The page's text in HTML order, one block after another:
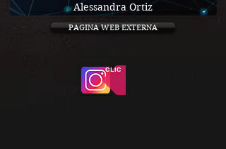
Alessandra Ortiz
PAGINA WEB EXTERNA
CLIC